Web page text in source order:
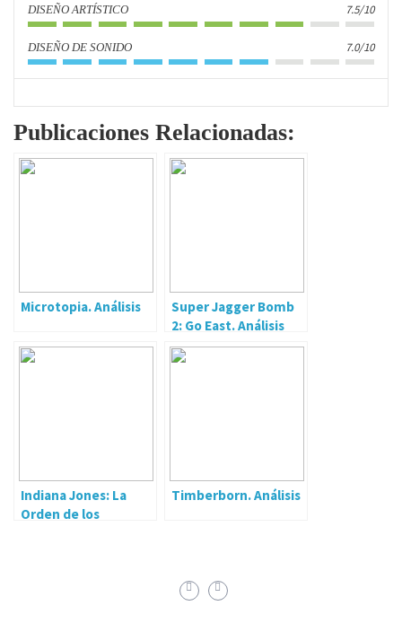
DISEÑO ARTÍSTICO 7.5/10
DISEÑO DE SONIDO 7.0/10
Publicaciones Relacionadas:
Microtopia. Análisis
Super Jagger Bomb
2: Go East. Análisis
Indiana Jones: La
Orden de los
Timberborn. Análisis